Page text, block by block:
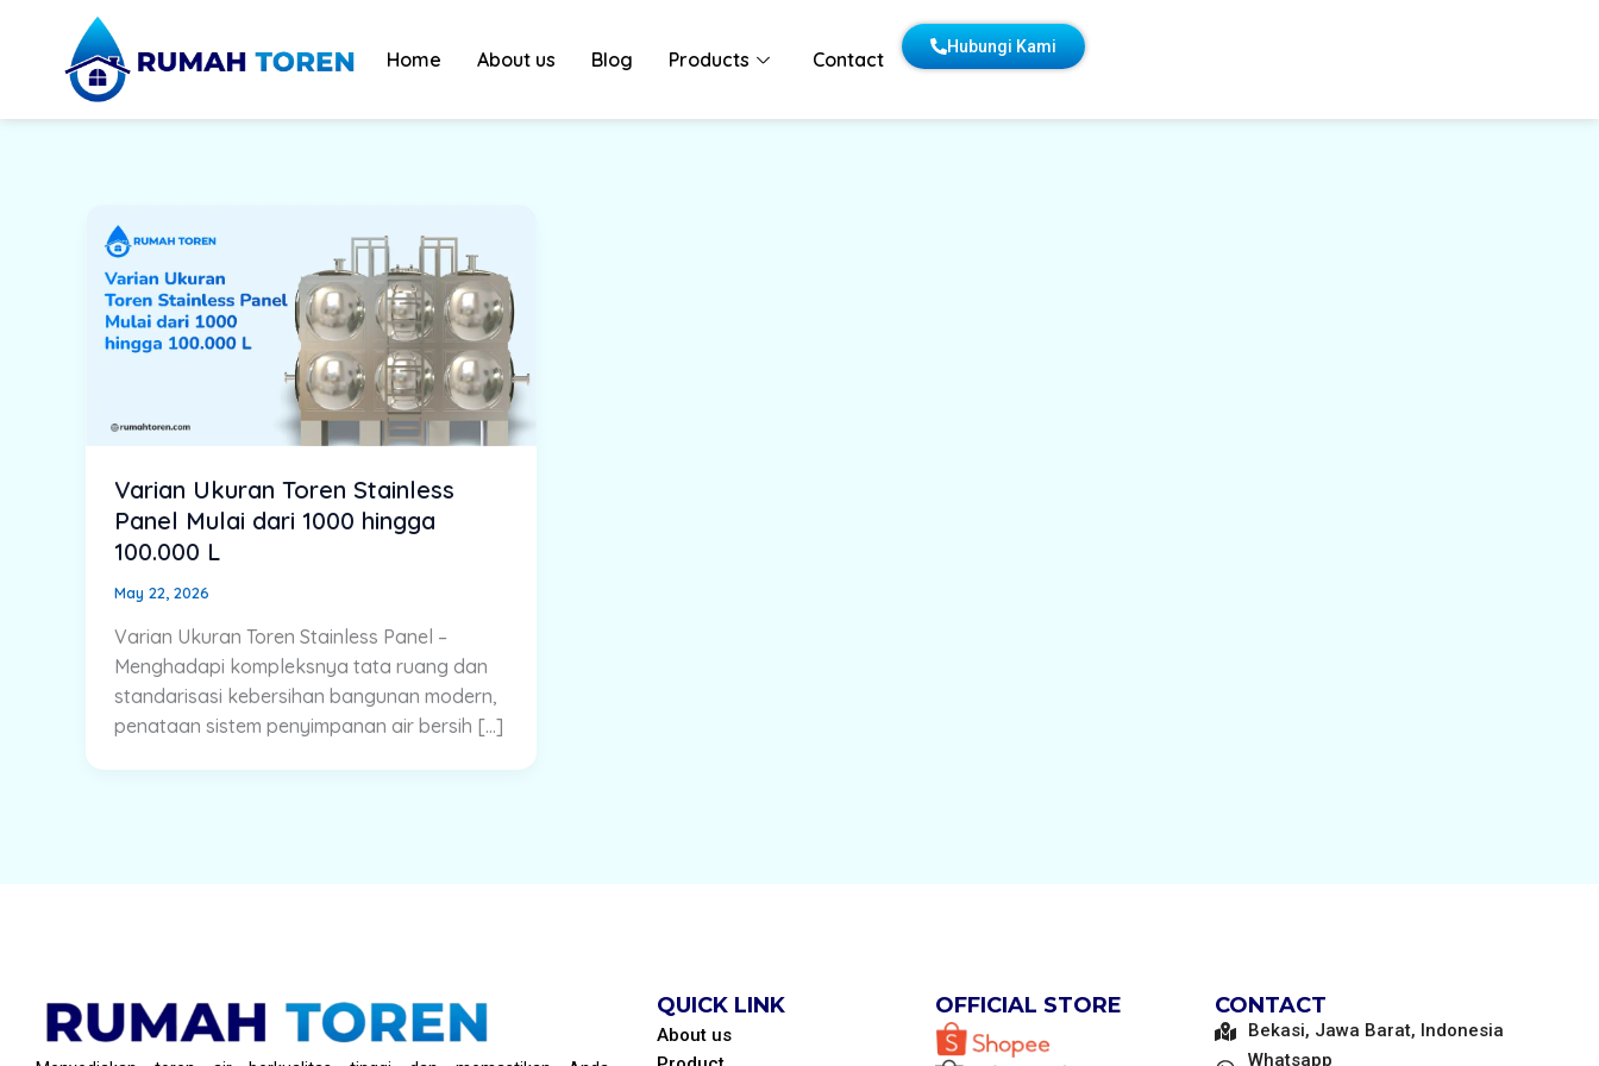
content
Home About us Blog Products Contact
Hubungi Kami
Varian Ukuran Toren Stainless
Panel Mulai dari 1000 hingga
100.000 L
May 22, 2026
Varian Ukuran Toren Stainless Panel –
Menghadapi kompleksnya tata ruang dan
standarisasi kebersihan bangunan modern,
penataan sistem penyimpanan air bersih […]
QUICK LINK
About us
OFFICIAL STORE CONTACT
Bekasi, Jawa Barat, Indonesia
Whatsapp